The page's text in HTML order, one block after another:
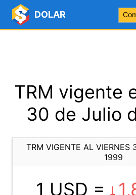
DOLAR
TRM vigente
30 de Julio
TRM VIGENTE AL VIERNES
1999
1 USD =